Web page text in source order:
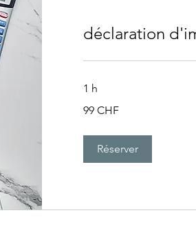
déclaration
1 h
francs
99 CHF
Réserver